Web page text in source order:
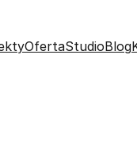
OfertaStudioBlog